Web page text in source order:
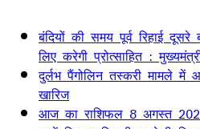
बंदियों की समय पूर्व रिहाई
लिए करेगी प्रोत्साहित :
दुर्लभ पैंगोलिन तस्करी मामले में
खारिज
आज का राशिफल 8 अगस्त